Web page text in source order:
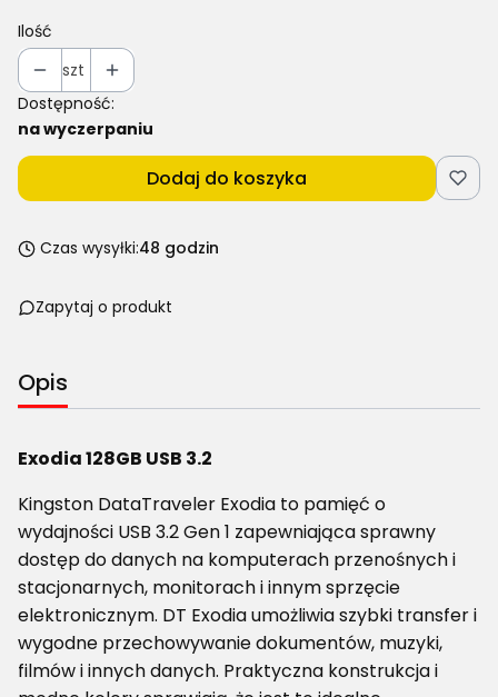
Ilość
szt
Dostępność:
na wyczerpaniu
Dodaj do koszyka
Czas wysyłki:48 godzin
Zapytaj o produkt
Opis
Exodia 128GB USB 3.2
Kingston DataTraveler Exodia to pamięć o
wydajności USB 3.2 Gen 1 zapewniająca sprawny
dostęp do danych na komputerach przenośnych i
stacjonarnych, monitorach i innym sprzęcie
elektronicznym. DT Exodia umożliwia szybki transfer i
wygodne przechowywanie dokumentów, muzyki,
filmów i innych danych. Praktyczna konstrukcja i